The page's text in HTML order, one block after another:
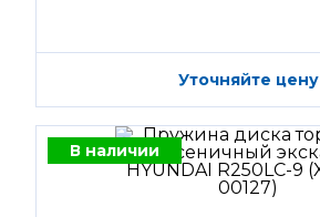
Уточняйте цену
В наличии